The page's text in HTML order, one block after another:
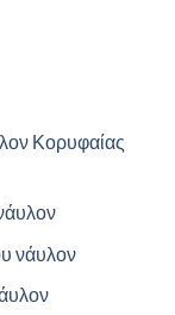
Κορυφαίας
νάυλον